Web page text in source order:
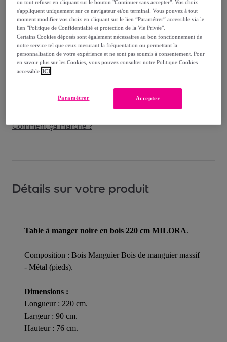
Vendu parPier Import
Livraison
Livraison à partir de
Livraison estimée: entre le
et le16/09
Comment ça marche ?
Détails sur votre produit
Table à manger noire en bois 220 cm MILORA.
Composition : Bois Manguier Bois de manguier massif
- Métal (pieds).
Dimensions :
Longueur : 220 cm.
Largeur : 90 cm.
Hauteur : 76 cm.
ou tout refuser en cliquant sur le bouton "Continuer sans accepter". Vos choix
s'appliquent uniquement sur ce navigateur et/ou terminal. Vous pouvez à tout
moment modifier vos choix en cliquant sur le lien “Paramétrer” accessible via le
lien "Politique de Confidentialité et protection de la Vie Privée".
Certains Cookies déposés sont également nécessaires au bon fonctionnement de
notre service tel que ceux mesurant la fréquentation ou permettant la
personnalisation de votre expérience et ne sont pas soumis à consentement. Pour
en savoir plus sur les Cookies, vous pouvez consulter notre Politique Cookies
accessible ICI
Accepter
Paramétrer